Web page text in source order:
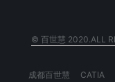
© 百世慧 2020.ALL
成都百世慧 CATIA